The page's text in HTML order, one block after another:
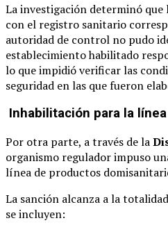
La investigación determinó
con el registro sanitario
autoridad de control no pudo
establecimiento habilitado
lo que impidió verificar las
seguridad en las que fueron
Inhabilitación para la línea
Por otra parte, a través de la
organismo regulador impuso
línea de productos
La sanción alcanza a la
se incluyen: